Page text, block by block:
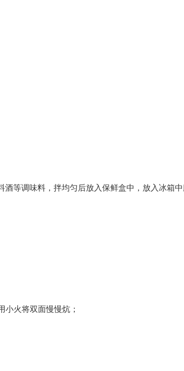
等调味料，拌均匀后放入保鲜盒中，放入冰箱中
小火将双面慢慢炕；